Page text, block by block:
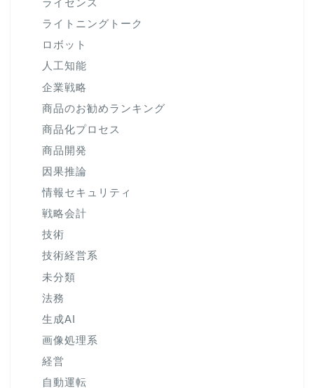
ライセンス
ライトニングトーク
ロボット
人工知能
企業戦略
商品のお勧めランキング
商品化プロセス
商品開発
因果推論
情報セキュリティ
戦略会計
技術
技術経営系
未分類
法務
生成AI
画像処理系
経営
自動運転